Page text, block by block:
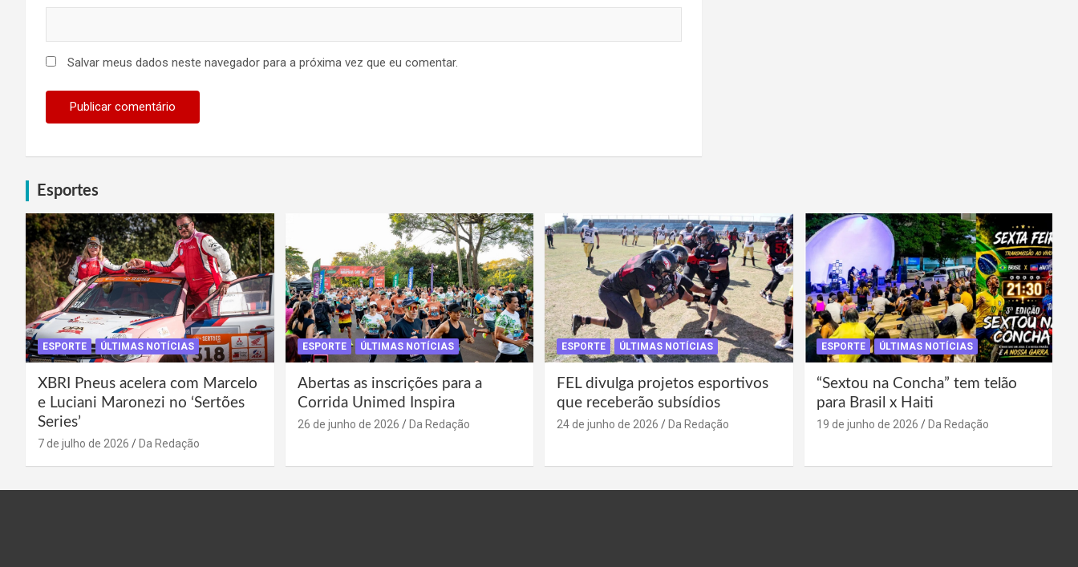
Salvar meus dados neste navegador para a próxima vez que eu comentar.
Esportes
ESPORTE ÚLTIMAS NOTÍCIAS
XBRI Pneus acelera com Marcelo
e Luciani Maronezi no ‘Sertões
Series’
7 de julho de 2026 Da Redação
ESPORTE ÚLTIMAS NOTÍCIAS
Abertas as inscrições para a
Corrida Unimed Inspira
26 de junho de 2026 Da Redação
ESPORTE ÚLTIMAS NOTÍCIAS
FEL divulga projetos esportivos
que receberão subsídios
24 de junho de 2026 Da Redação
ESPORTE ÚLTIMAS NOTÍCIAS
“Sextou na Concha” tem telão
para Brasil x Haiti
19 de junho de 2026 Da Redação